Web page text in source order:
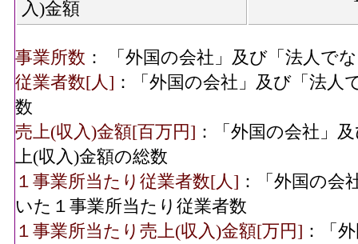
入)金額
事業所数 ： 「外国の会社」及び「法人で
従業者数[人] ：「外国の会社」及び「法
数
売上(収入)金額[百万円] ：「外国の会社」
上(収入)金額の総数
１事業所当たり従業者数[人] ：「外国の会
いた１事業所当たり従業者数
１事業所当たり売上(収入)金額[万円] ：「